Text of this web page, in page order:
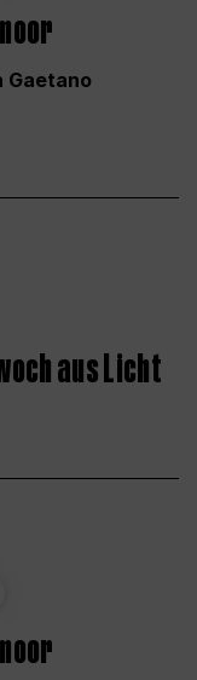
Gaetano
aus Licht